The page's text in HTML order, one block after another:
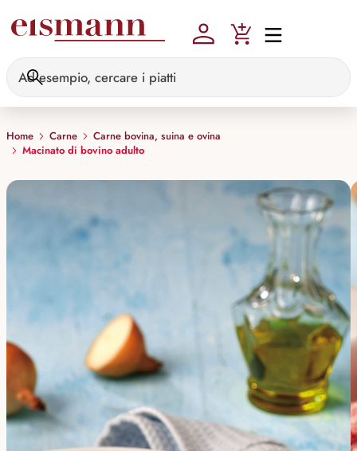
Home Carne
Carne bovina, suina e ovina
Macinato di bovino adulto